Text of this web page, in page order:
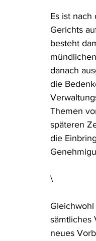
Es ist
Gerichts
besteht
danach
die
Themen
späteren
die
\
sämtliches
neues